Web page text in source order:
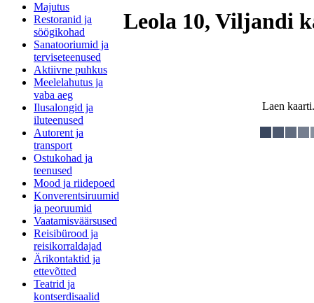
Majutus
Restoranid ja
söögikohad
Sanatooriumid ja
terviseteenused
Aktiivne puhkus
Meelelahutus ja
vaba aeg
Ilusalongid ja
iluteenused
Autorent ja
transport
Ostukohad ja
teenused
Mood ja riidepoed
Konverentsiruumid
ja peoruumid
Vaatamisväärsused
Reisibürood ja
reisikorraldajad
Ärikontaktid ja
ettevõtted
Teatrid ja
kontserdisaalid
Leola 10, Viljandi
Laen